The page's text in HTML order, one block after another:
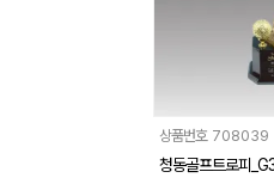
상품번호 708039
청동골프트로피